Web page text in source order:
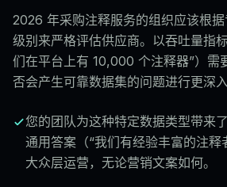
2026 年采购注释服务的组织应该根
级别来严格评估供应商。以吞吐量指
们在平台上有 10,000 个注释器”）需
否会产生可靠数据集的问题进行更深入
您的团队为这种特定数据类型带来
通用答案（“我们有经验丰富的注释
大众层运营，无论营销文案如何。